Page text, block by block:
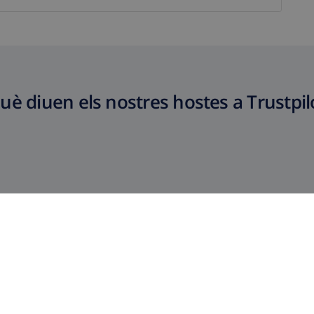
diuen els nostres hostes a